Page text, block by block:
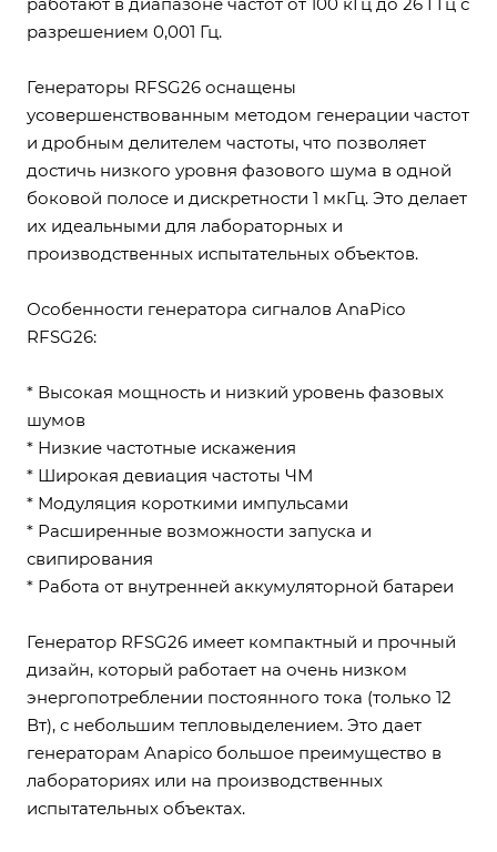
разрешением 0,001 Гц.
Генераторы RFSG26 оснащены
усовершенствованным методом генерации частот
и дробным делителем частоты, что позволяет
достичь низкого уровня фазового шума в одной
боковой полосе и дискретности 1 мкГц. Это делает
их идеальными для лабораторных и
производственных испытательных объектов.
Особенности генератора сигналов AnaPico
RFSG26:
* Высокая мощность и низкий уровень фазовых
шумов
* Низкие частотные искажения
* Широкая девиация частоты ЧМ
* Модуляция короткими импульсами
* Расширенные возможности запуска и
свипирования
* Работа от внутренней аккумуляторной батареи
Генератор RFSG26 имеет компактный и прочный
дизайн, который работает на очень низком
энергопотреблении постоянного тока (только 12
Вт), с небольшим тепловыделением. Это дает
генераторам Anapico большое преимущество в
лабораториях или на производственных
испытательных объектах.